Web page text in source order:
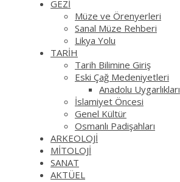
GEZİ
Müze ve Örenyerleri
Sanal Müze Rehberi
Likya Yolu
TARİH
Tarih Bilimine Giriş
Eski Çağ Medeniyetleri
Anadolu Uygarlıkları
İslamiyet Öncesi
Genel Kültür
Osmanlı Padişahları
ARKEOLOJİ
MİTOLOJİ
SANAT
AKTÜEL